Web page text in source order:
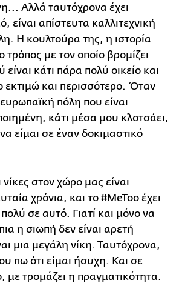
Αλλά ταυτόχρονα έχει
είναι απίστευτα καλλιτεχνική
Η κουλτούρα της, η ιστορία
τρόπος με τον οποίο βρομίζει
κάτι πάρα πολύ οικείο και
εκτιμώ και περισσότερο. Όταν
πόλη που είναι
κάτι μέσα μου κλοτσάει,
είμαι σε έναν δοκιμαστικό
νίκες στον χώρο μας είναι
χρόνια, και το #MeToo έχει
σε αυτό. Γιατί και μόνο να
η σιωπή δεν είναι αρετή
μια μεγάλη νίκη. Ταυτόχρονα,
πω ότι είμαι ήσυχη. Και σε
με τρομάζει η πραγματικότητα.